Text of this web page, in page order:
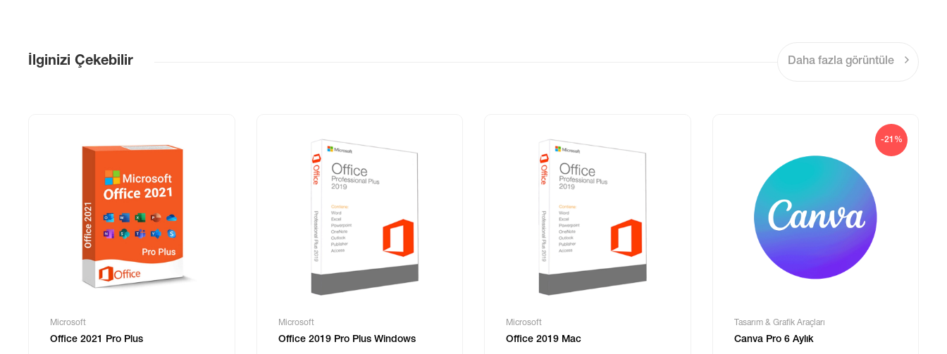
İlginizi Çekebilir Daha fazla görüntüle
Microsoft
Office 2021 Pro Plus
Microsoft
Office 2019 Pro Plus Windows
Microsoft
Office 2019 Mac
-21%
Tasarım & Grafik Araçları
Canva Pro 6 Aylık